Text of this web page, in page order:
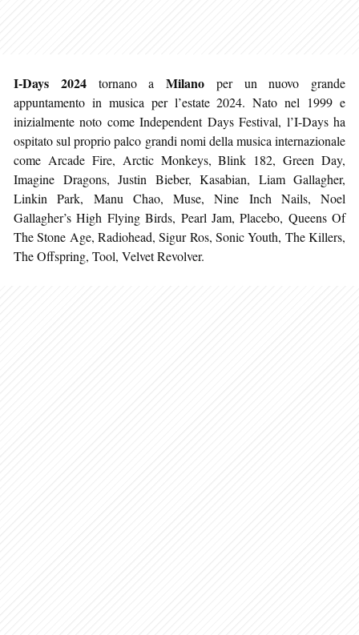
I-Days 2024tornano a Milano per un nuovo grande
appuntamento in musica per l’estate 2024. Nato nel 1999 e
inizialmente noto come Independent Days Festival, l’I-Days ha
ospitato sul proprio palco grandi nomi della musica internazionale
come Arcade Fire, Arctic Monkeys, Blink 182, Green Day,
Imagine Dragons, Justin Bieber, Kasabian, Liam Gallagher,
Linkin Park, Manu Chao, Muse, Nine Inch Nails, Noel
Gallagher’s High Flying Birds, Pearl Jam, Placebo, Queens Of
The Stone Age, Radiohead, Sigur Ros, Sonic Youth, The Killers,
The Offspring, Tool, Velvet Revolver.